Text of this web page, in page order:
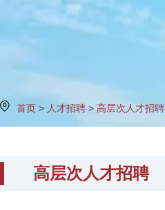
首页 > 人才招聘 > 高层次人才招聘
高层次人才招聘